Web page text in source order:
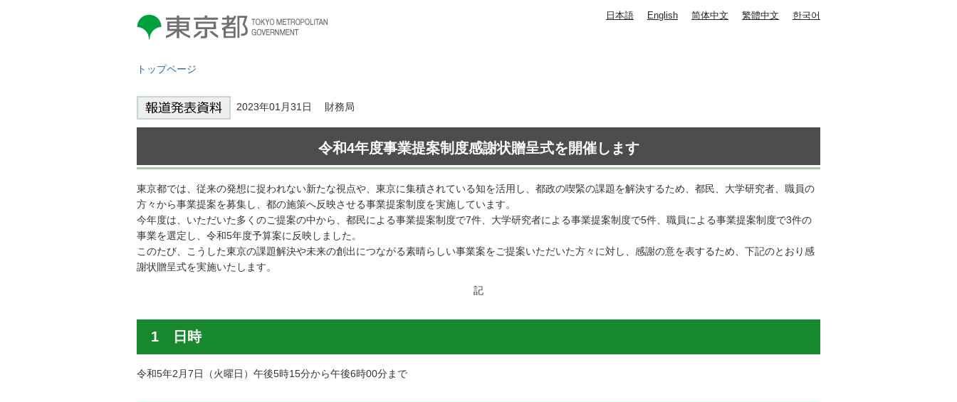
東京都 TOKYO METROPOLITAN
GOVERNMENT
日本語 English 简体中文 繁體中文 한국어
トップページ
2023年01月31日 財務局
令和4年度事業提案制度感謝状贈呈式を開催します
東京都では、従来の発想に捉われない新たな視点や、東京に集積されている知を活用し、都政の喫緊の課題を解決するため、都民、大学研究者、職員の
方々から事業提案を募集し、都の施策へ反映させる事業提案制度を実施しています。
今年度は、いただいた多くのご提案の中から、都民による事業提案制度で7件、大学研究者による事業提案制度で5件、職員による事業提案制度で3件の
事業を選定し、令和5年度予算案に反映しました。
このたび、こうした東京の課題解決や未来の創出につながる素晴らしい事業案をご提案いただいた方々に対し、感謝の意を表するため、下記のとおり感
謝状贈呈式を実施いたします。
記
1 日時
令和5年2月7日（火曜日）午後5時15分から午後6時00分まで